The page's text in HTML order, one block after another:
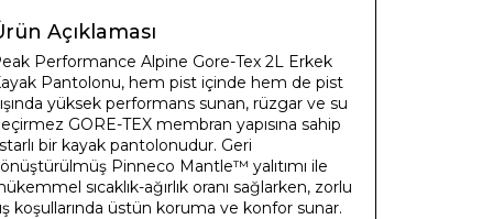
Açıklaması
Performance Alpine Gore-Tex 2L Erkek
Pantolonu, hem pist içinde hem de pist
yüksek performans sunan, rüzgar ve su
GORE-TEX membran yapısına sahip
bir kayak pantolonudur. Geri
Pinneco Mantle™ yalıtımı ile
sıcaklık-ağırlık oranı sağlarken, zorlu
koşullarında üstün koruma ve konfor sunar.